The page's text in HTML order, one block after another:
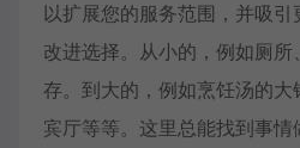
以扩展您的服务范围，并吸
改进选择。从小的，例如厕
存。到大的，例如烹饪汤的
宾厅等等。这里总能找到事情